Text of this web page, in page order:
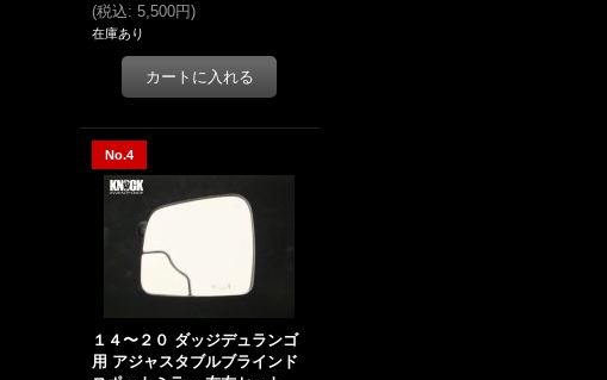
(税込: 5,500円)
在庫あり
No.4
１４〜２０ ダッジデュランゴ
用 アジャスタブルブラインド